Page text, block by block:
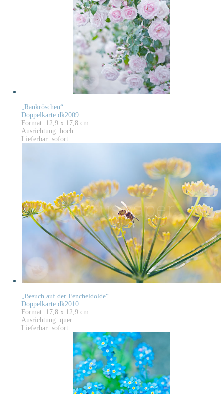
„Rankröschen“
Doppelkarte dk2009
Format: 12,9 x 17,8 cm
Ausrichtung: hoch
Lieferbar: sofort
„Besuch auf der Fencheldolde“
Doppelkarte dk2010
Format: 17,8 x 12,9 cm
Ausrichtung: quer
Lieferbar: sofort